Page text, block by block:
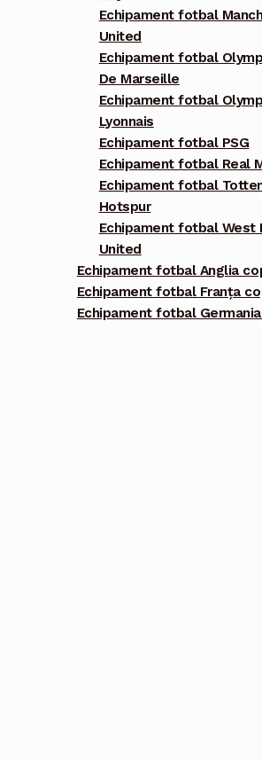
Echipament fotbal
United
Echipament fotbal
De Marseille
Echipament fotbal
Lyonnais
Echipament fotbal PSG
Echipament fotbal Real
Echipament fotbal
Hotspur
Echipament fotbal West
United
Echipament fotbal Anglia
Echipament fotbal Franța
Echipament fotbal